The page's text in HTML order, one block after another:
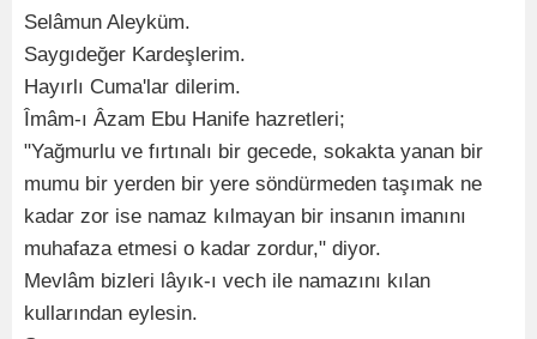
Selâmun Aleyküm.
Saygıdeğer Kardeşlerim.
Hayırlı Cuma'lar dilerim.
Îmâm-ı Âzam Ebu Hanife hazretleri;
"Yağmurlu ve fırtınalı bir gecede, sokakta yanan bir
mumu bir yerden bir yere söndürmeden taşımak ne
kadar zor ise namaz kılmayan bir insanın imanını
muhafaza etmesi o kadar zordur," diyor.
Mevlâm bizleri lâyık-ı vech ile namazını kılan
kullarından eylesin.